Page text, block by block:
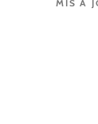
MIS À